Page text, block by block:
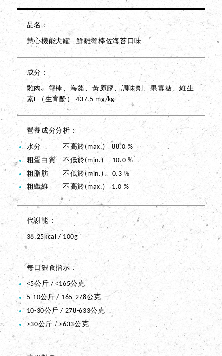
品名
慧心機能犬罐 - 鮮雞蟹棒佐海苔口味
成分
雞肉、蟹棒、海藻、黃原膠、調味劑、果寡糖、維生
素E（生育酚） 437.5 mg/kg
營養成分分析
水分 不高於(max.) 88.0 %
粗蛋白質 不低於(min.) 10.0 %
粗脂肪 不低於(min.) 0.3 %
粗纖維 不高於(max.) 1.0 %
代謝能
38.25kcal / 100g
每日餵食指示
<5公斤 / <165公克
5-10公斤 / 165-278公克
10-30公斤 / 278-633公克
>30公斤 / >633公克